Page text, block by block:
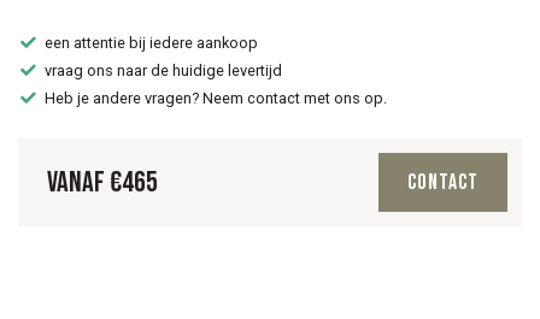
een attentie bij iedere aankoop
vraag ons naar de huidige levertijd
Heb je andere vragen? Neem contact met ons op.
Vanaf €465 Contact